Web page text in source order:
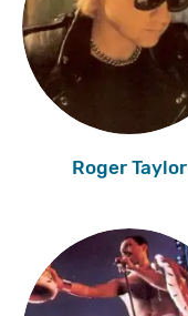
Roger Taylor